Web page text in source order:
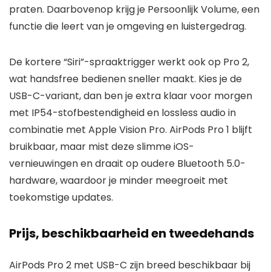
praten. Daarbovenop krijg je Persoonlijk Volume, een
functie die leert van je omgeving en luistergedrag.
De kortere “Siri”-spraaktrigger werkt ook op Pro 2,
wat handsfree bedienen sneller maakt. Kies je de
USB-C-variant, dan ben je extra klaar voor morgen
met IP54-stofbestendigheid en lossless audio in
combinatie met Apple Vision Pro. AirPods Pro 1 blijft
bruikbaar, maar mist deze slimme iOS-
vernieuwingen en draait op oudere Bluetooth 5.0-
hardware, waardoor je minder meegroeit met
toekomstige updates.
Prijs, beschikbaarheid en tweedehands
AirPods Pro 2 met USB-C zijn breed beschikbaar bij